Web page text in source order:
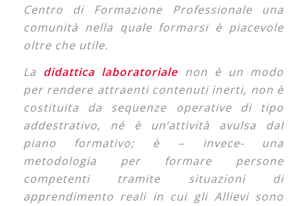
Centro di Formazione Professionale una
comunità nella quale formarsi è piacevole
oltre che utile.
La didattica laboratoriale non è un modo
per rendere attraenti contenuti inerti, non è
costituita da sequenze operative di tipo
addestrativo, né è un’attività avulsa dal
piano formativo; è – invece- una
metodologia per formare persone
competenti tramite situazioni di
apprendimento reali in cui gli Allievi sono